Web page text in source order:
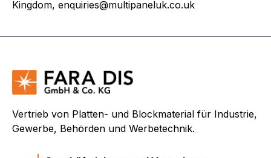
Kingdom, enquiries@multipaneluk.co.uk
Vertrieb von Platten- und Blockmaterial für Industrie,
Gewerbe, Behörden und Werbetechnik.